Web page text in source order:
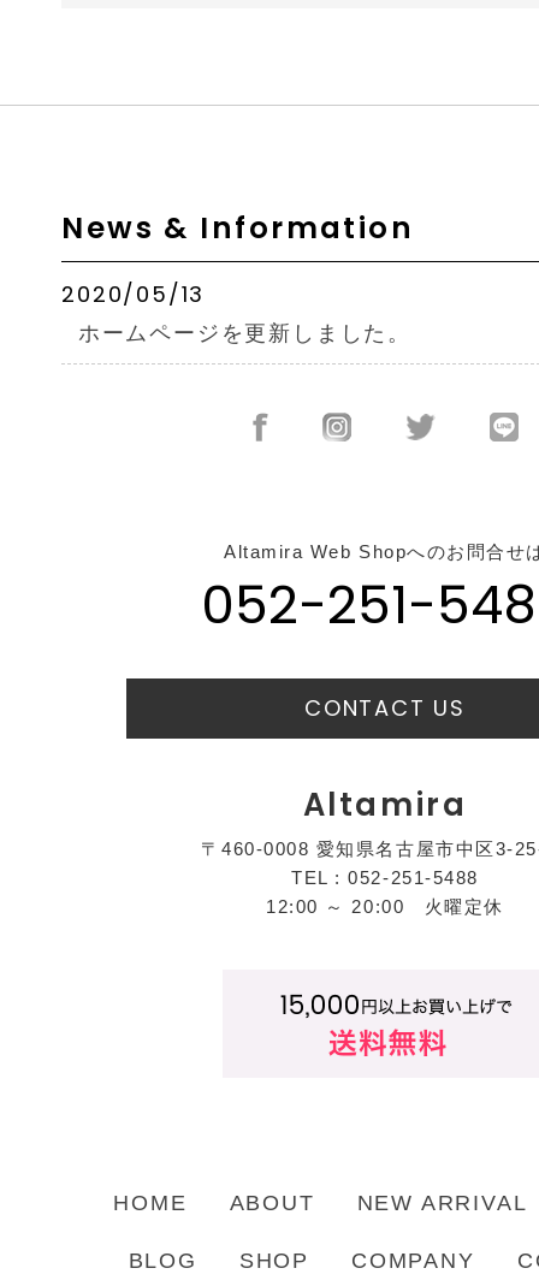
News & Information
2020/05/13
ホームページを更新しました。
Altamira Web Shopへのお問合せ
052-251-
CONTACT US
Altamira
〒460-0008 愛知県名古屋市中区3-
TEL : 052-251-5488
12:00 ～ 20:00 火曜定休
HOME ABOUT NEW ARRIVAL
BLOG SHOP COMPANY